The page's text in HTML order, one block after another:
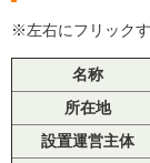
※左右にフリック
名称
所在地
設置運営主体